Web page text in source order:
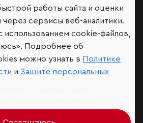
работы сайта и оценки
через сервисы веб-аналитики.
использованием cookie-файлов,
Подробнее об
можно узнать в Политике
и Защите персональных